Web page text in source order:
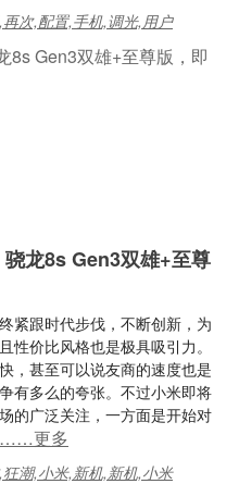
再次,配置,手机,调光,用户
龙8s Gen3双雄+至尊
紧跟时代步伐，不断创新，为
性价比风格也是极具吸引力。
，甚至可以说友商的速度也是
有多么的夸张。不过小米即将
的广泛关注，一方面是开始对
……更多
潮,小米,新机,新机,小米